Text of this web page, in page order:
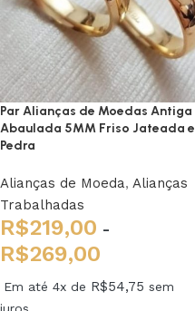
Par Alianças de Moedas Antiga
Abaulada 5MM Friso Jateada e
Pedra
Alianças de Moeda, Alianças
Trabalhadas
R$219,00 -
R$269,00
Em até 4x de R$54,75 sem